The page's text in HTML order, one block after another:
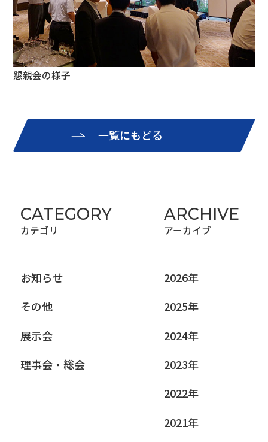
懇親会の様子
一覧にもどる
CATEGORY
カテゴリ
お知らせ
その他
展⽰会
理事会‧総会
ARCHIVE
アーカイブ
2026年
2025年
2024年
2023年
2022年
2021年